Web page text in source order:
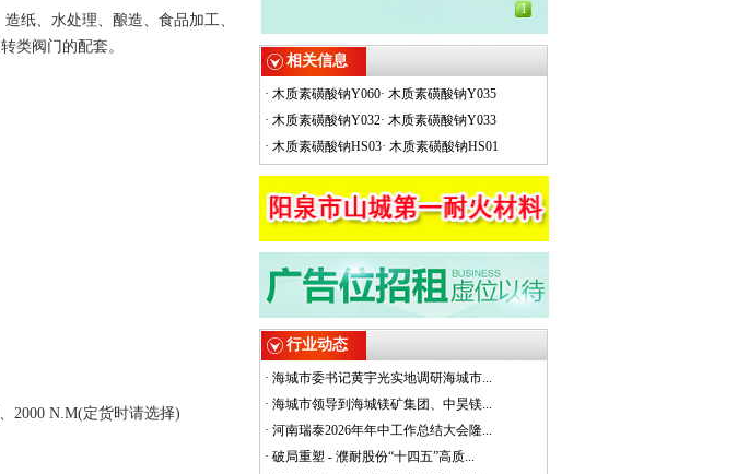
纸、水处理、酿造、食品加工、
类阀门的配套。
、 2000 N.M(定货时请选择)
1
相关信息
· 木质素磺酸钠Y060· 木质素磺酸钠Y035
· 木质素磺酸钠Y032· 木质素磺酸钠Y033
· 木质素磺酸钠HS03· 木质素磺酸钠HS01
行业动态
· 海城市委书记黄宇光实地调研海城市...
· 海城市领导到海城镁矿集团、中昊镁...
· 河南瑞泰2026年年中工作总结大会隆...
· 破局重塑 - 濮耐股份“十四五”高质...